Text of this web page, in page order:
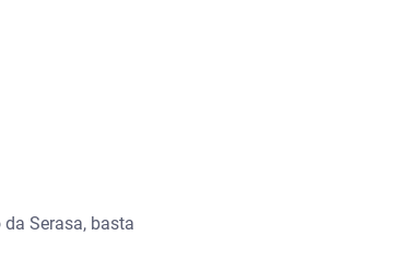
Serasa, basta